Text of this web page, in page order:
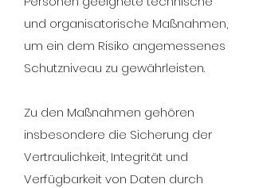
und organisatorische Maßnahmen,
um ein dem Risiko angemessenes
Schutzniveau zu gewährleisten.
Zu den Maßnahmen gehören
insbesondere die Sicherung der
Vertraulichkeit, Integrität und
Verfügbarkeit von Daten durch